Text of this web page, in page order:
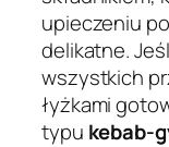
upieczeniu
delikatne.
wszystkich
łyżkami
typu kebab-